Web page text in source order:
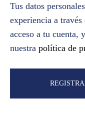
Tus datos
experiencia a
acceso a tu cuenta,
nuestra política de